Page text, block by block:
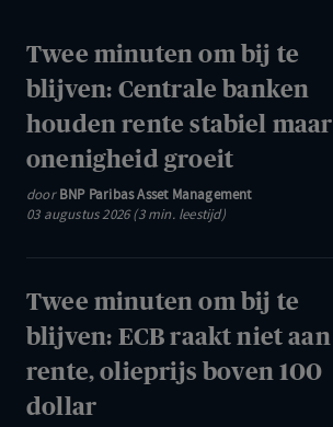
Twee minuten om bij te
blijven: Centrale banken
houden rente stabiel maar
onenigheid groeit
doorBNP Paribas Asset Management
03 augustus 2026 (3 min. leestijd)
Twee minuten om bij te
blijven: ECB raakt niet aan
rente, olieprijs boven 100
dollar